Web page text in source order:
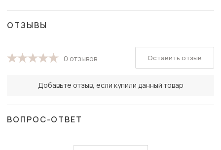
ОТЗЫВЫ
0 отзывов
Добавьте отзыв, если купили данный товар
Оставить отзыв
ВОПРОС-ОТВЕТ